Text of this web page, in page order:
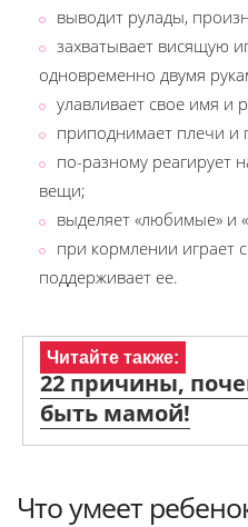
выводит рулады,
захватывает висящую
одновременно двумя
улавливает свое имя и
приподнимает плечи и
по-разному реагирует
вещи;
выделяет «любимые» и
при кормлении играет
поддерживает ее.
Читайте также:
22 причины,
быть мамой!
Что умеет